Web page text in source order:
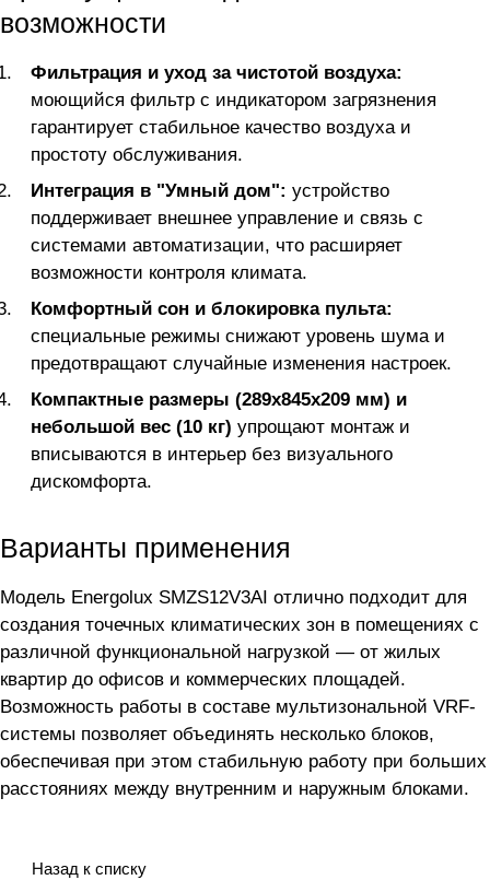
возможности
Фильтрация и уход за чистотой воздуха:
моющийся фильтр с индикатором загрязнения
гарантирует стабильное качество воздуха и
простоту обслуживания.
Интеграция в "Умный дом": устройство
поддерживает внешнее управление и связь с
системами автоматизации, что расширяет
возможности контроля климата.
Комфортный сон и блокировка пульта:
специальные режимы снижают уровень шума и
предотвращают случайные изменения настроек.
Компактные размеры (289х845х209 мм) и
небольшой вес (10 кг) упрощают монтаж и
вписываются в интерьер без визуального
дискомфорта.
Варианты применения
Модель Energolux SMZS12V3AI отлично подходит для
создания точечных климатических зон в помещениях с
различной функциональной нагрузкой — от жилых
квартир до офисов и коммерческих площадей.
Возможность работы в составе мультизональной VRF-
системы позволяет объединять несколько блоков,
обеспечивая при этом стабильную работу при больших
расстояниях между внутренним и наружным блоками.
Назад к списку